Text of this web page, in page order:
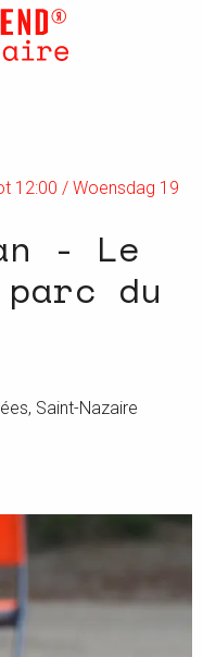
12:00 / Woensdag 19
- Le
du
Saint-Nazaire